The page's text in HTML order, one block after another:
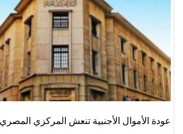
عودة الأموال الأجنبية تنعش المركزي